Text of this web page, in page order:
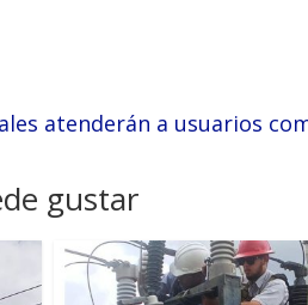
atenderán a usuarios
gustar